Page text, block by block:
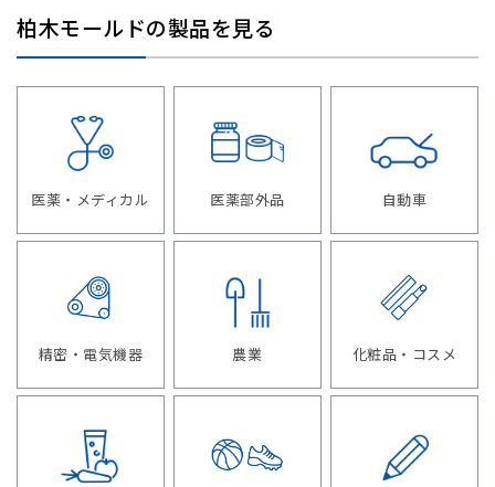
柏木モールドの製品を見る
医薬・メディカル 医薬部外品 自動車
精密・電気機器 農業 化粧品・コスメ